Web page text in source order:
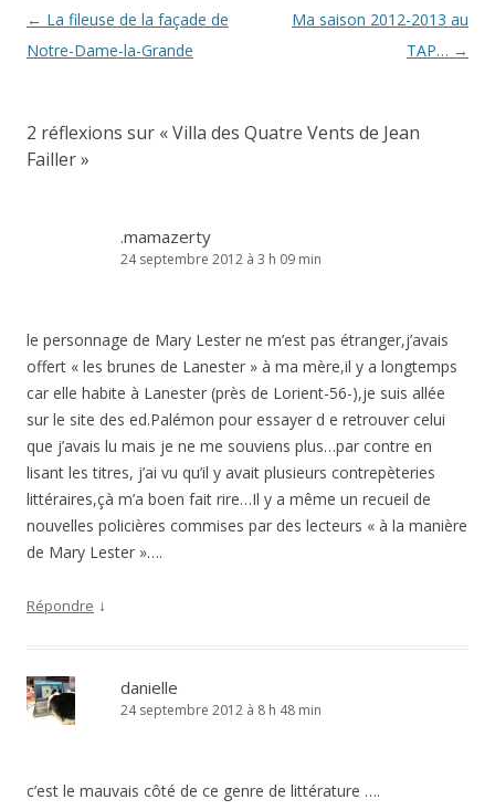
Navigation
des
← La fileuse de la façade de
Notre-Dame-la-Grande
Ma saison 2012-2013 au
TAP… →
2 réflexions sur «Villa des Quatre Vents de Jean
Failler»
.mamazerty
24 septembre 2012 à 3 h 09 min
le personnage de Mary Lester ne m’est pas étranger,j’avais
offert « les brunes de Lanester » à ma mère,il y a longtemps
car elle habite à Lanester (près de Lorient-56-),je suis allée
sur le site des ed.Palémon pour essayer d e retrouver celui
que j’avais lu mais je ne me souviens plus…par contre en
lisant les titres, j’ai vu qu’il y avait plusieurs contrepèteries
littéraires,çà m’a boen fait rire…Il y a même un recueil de
nouvelles policières commises par des lecteurs « à la manière
de Mary Lester »….
Répondre ↓
danielle
24 septembre 2012 à 8 h 48 min
c’est le mauvais côté de ce genre de littérature ….